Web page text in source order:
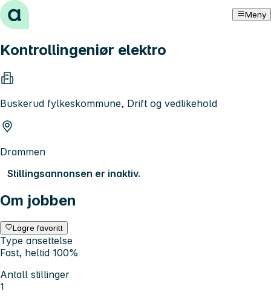
Hopp til innhold Meny
Kontrollingeniør elektro
Buskerud fylkeskommune, Drift og vedlikehold
Drammen
Stillingsannonsen er inaktiv.
Om jobben
Lagre favoritt
Type ansettelse
Fast, heltid 100%
Antall stillinger
1